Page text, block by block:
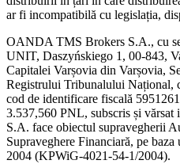
ar fi incompatibilă cu legislația,
OANDA TMS Brokers S.A., cu
UNIT, Daszyńskiego 1, 00-843,
Capitalei Varșovia din Varșovia,
Registrului Tribunalului Național,
cod de identificare fiscală
3.537,560 PNL, subscris și
S.A. face obiectul supravegherii
Supraveghere Financiară, pe
2004 (KPWiG-4021-54-1/2004).